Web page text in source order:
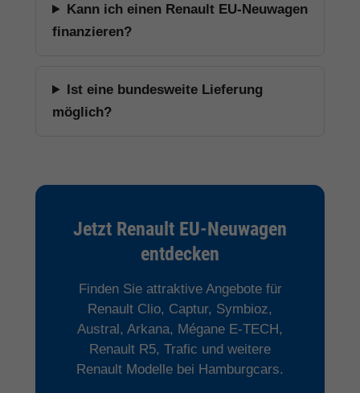
Kann ich einen Renault EU-Neuwagen
finanzieren?
Ist eine bundesweite Lieferung
möglich?
Jetzt Renault EU-Neuwagen
entdecken
Finden Sie attraktive Angebote für
Renault Clio, Captur, Symbioz,
Austral, Arkana, Mégane E-TECH,
Renault R5, Trafic und weitere
Renault Modelle bei Hamburgcars.